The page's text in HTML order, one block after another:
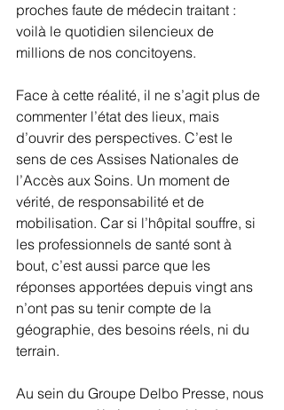
proches faute de médecin traitant :
voilà le quotidien silencieux de
millions de nos concitoyens.
Face à cette réalité, il ne s’agit plus de
commenter l’état des lieux, mais
d’ouvrir des perspectives. C’est le
sens de ces Assises Nationales de
l’Accès aux Soins. Un moment de
vérité, de responsabilité et de
mobilisation. Car si l’hôpital souffre, si
les professionnels de santé sont à
bout, c’est aussi parce que les
réponses apportées depuis vingt ans
n’ont pas su tenir compte de la
géographie, des besoins réels, ni du
terrain.
Au sein du Groupe Delbo Presse, nous